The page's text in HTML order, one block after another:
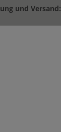
und Versand: